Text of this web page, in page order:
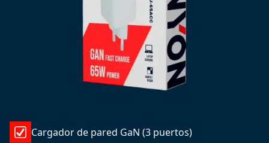
Cargador de pared GaN (3 puertos)